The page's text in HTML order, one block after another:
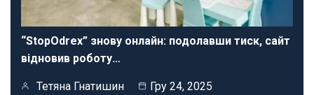
“StopOdrex” знову онлайн: подолавши тиск, сайт
відновив роботу…
Тетяна Гнатишин Гру 24, 2025